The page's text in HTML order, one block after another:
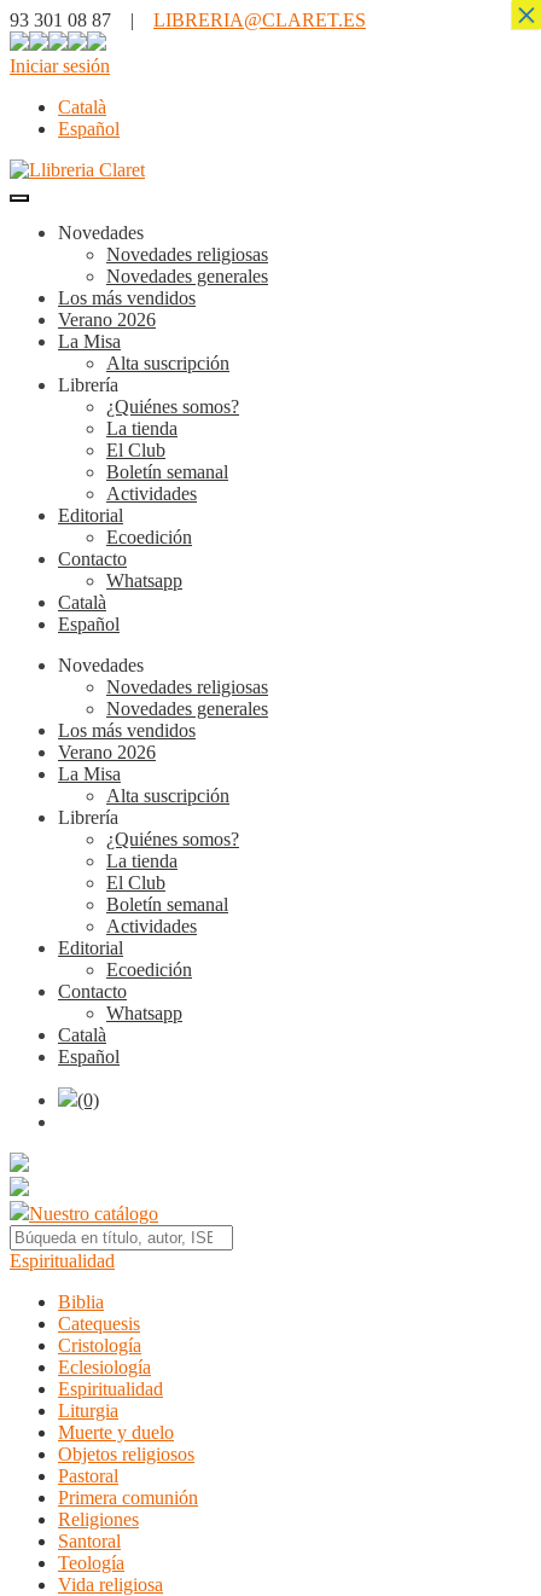
93 301 08 87 | LIBRERIA@CLARET.ES
Iniciar sesión
Català
Español
Novedades
Novedades religiosas
Novedades generales
Los más vendidos
Verano 2026
La Misa
Alta suscripción
Librería
¿Quiénes somos?
La tienda
El Club
Boletín semanal
Actividades
Editorial
Ecoedición
Contacto
Whatsapp
Català
Español
Novedades
Novedades religiosas
Novedades generales
Los más vendidos
Verano 2026
La Misa
Alta suscripción
Librería
¿Quiénes somos?
La tienda
El Club
Boletín semanal
Actividades
Editorial
Ecoedición
Contacto
Whatsapp
Català
Español
(0)
Nuestro catálogo
Espiritualidad
Biblia
Catequesis
Cristología
Eclesiología
Espiritualidad
Liturgia
Muerte y duelo
Objetos religiosos
Pastoral
Primera comunión
Religiones
Santoral
Teología
Vida religiosa
×